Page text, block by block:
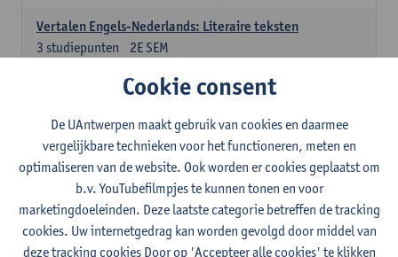
Vertalen Engels-Nederlands: Literaire teksten
2E SEM
3 studiepunten
Spaans: verplichte opleidingsonderdelen
El concepto de revolución en Hispanoamérica (siglos XX-
XXI)
1E SEM
studiepunten
Lesgever(s):
Rafael Pedemonte
Vertalen Spaans-Nederlands: Juridische en economische
Cookie consent
De UAntwerpen maakt gebruik van cookies en daarmee
vergelijkbare technieken voor het functioneren, meten en
optimaliseren van de website. Ook worden er cookies geplaatst om
b.v. YouTubefilmpjes te kunnen tonen en voor
marketingdoeleinden. Deze laatste categorie betreffen de tracking
cookies. Uw internetgedrag kan worden gevolgd door middel van
deze tracking cookies Door op 'Accepteer alle cookies' te klikken